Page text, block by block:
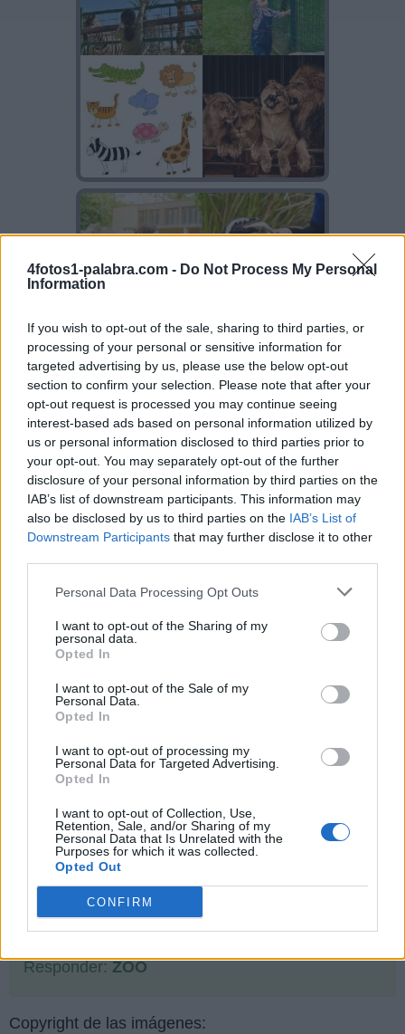
4fotos1-palabra.com - Do Not Process My Personal
Information
If you wish to opt-out of the sale, sharing to third parties, or
processing of your personal or sensitive information for
targeted advertising by us, please use the below opt-out
section to confirm your selection. Please note that after your
opt-out request is processed you may continue seeing
interest-based ads based on personal information utilized by
us or personal information disclosed to third parties prior to
your opt-out. You may separately opt-out of the further
disclosure of your personal information by third parties on the
IAB’s list of downstream participants. This information may
also be disclosed by us to third parties on the IAB’s List of
Downstream Participants that may further disclose it to other
Personal Data Processing Opt Outs
I want to opt-out of the Sharing of my
personal data.
Opted In
I want to opt-out of the Sale of my
Personal Data.
Opted In
I want to opt-out of processing my
Personal Data for Targeted Advertising.
Opted In
I want to opt-out of Collection, Use,
Retention, Sale, and/or Sharing of my
Personal Data that Is Unrelated with the
Purposes for which it was collected.
Opted Out
CONFIRM
Sponsored Links
Responder: ZOO
Copyright de las imágenes: